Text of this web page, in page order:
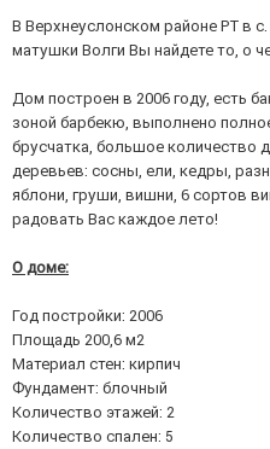
В Верхнеуслонском районе РТ в
матушки Волги Вы найдете то, о
Дом построен в 2006 году, есть
зоной барбекю, выполнено
брусчатка, большое количество
деревьев: сосны, ели, кедры,
яблони, груши, вишни, 6 сортов
радовать Вас каждое лето!
О доме:
Год постройки: 2006
Площадь 200,6 м2
Материал стен: кирпич
Фундамент: блочный
Количество этажей: 2
Количество спален: 5